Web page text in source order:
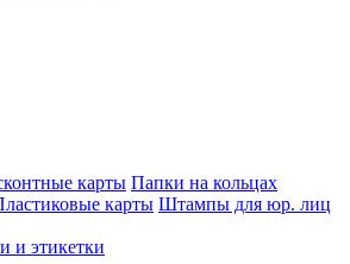
карты Папки на кольцах
карты Штампы для юр. лиц
и этикетки